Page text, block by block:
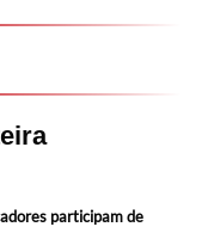
participam de